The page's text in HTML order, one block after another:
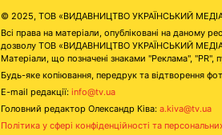
© 2025, ТОВ «ВИДАВНИЦТВО УКРАЇНСЬКИЙ МЕДІА
Всі права на матеріали, опубліковані на
дозволу ТОВ «ВИДАВНИЦТВО УКРАЇНСЬКИЙ МЕДІА
Матеріали, що позначені знаками "Реклама", "PR",
Будь-яке копіювання, передрук та відтворення
E-mail редакції: info@tv.ua
Головний редактор Олександр Ківа: a.kiva@tv.ua
Політика у сфері конфіденційності та